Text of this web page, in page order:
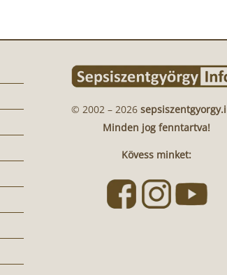
© 2002 – 2026
Minden jog fenntartva!
Kövess minket: